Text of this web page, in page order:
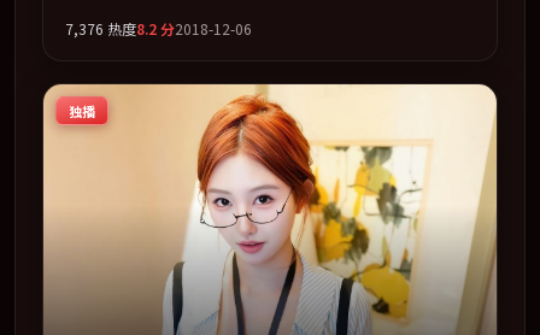
摆荡。全片以「战争」类型为骨架，在叙事、表演与视听上
相，2018 年度话题片中口碑稳健，适合喜欢强情节与人物
弧光的观众完整观看。
7,376 热度8.2分2018-12-06
独播